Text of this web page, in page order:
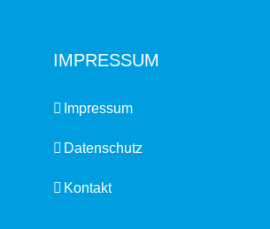
IMPRESSUM
Impressum
Datenschutz
Kontakt